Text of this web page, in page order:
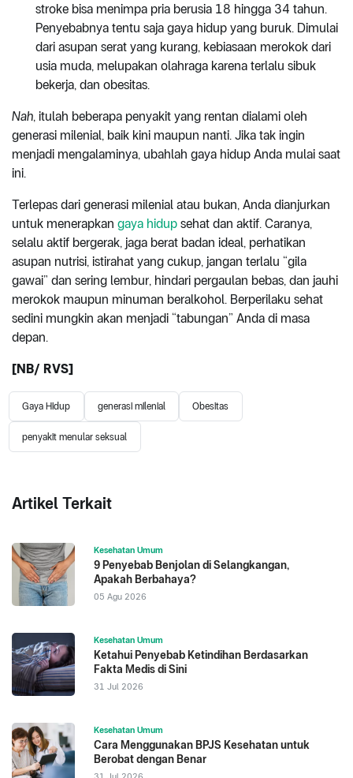
stroke bisa menimpa pria berusia 18 hingga 34 tahun.
Penyebabnya tentu saja gaya hidup yang buruk. Dimulai
dari asupan serat yang kurang, kebiasaan merokok dari
usia muda, melupakan olahraga karena terlalu sibuk
bekerja, dan obesitas.
Nah, itulah beberapa penyakit yang rentan dialami oleh
generasi milenial, baik kini maupun nanti. Jika tak ingin
menjadi mengalaminya, ubahlah gaya hidup Anda mulai saat
ini.
Terlepas dari generasi milenial atau bukan, Anda dianjurkan
untuk menerapkan gaya hidup sehat dan aktif. Caranya,
selalu aktif bergerak, jaga berat badan ideal, perhatikan
asupan nutrisi, istirahat yang cukup, jangan terlalu “gila
gawai” dan sering lembur, hindari pergaulan bebas, dan jauhi
merokok maupun minuman beralkohol. Berperilaku sehat
sedini mungkin akan menjadi “tabungan” Anda di masa
depan.
[NB/ RVS]
Gaya Hidup generasi milenial Obesitas
penyakit menular seksual
Artikel Terkait
Kesehatan Umum
9 Penyebab Benjolan di Selangkangan,
Apakah Berbahaya?
05 Agu 2026
Kesehatan Umum
Ketahui Penyebab Ketindihan Berdasarkan
Fakta Medis di Sini
31 Jul 2026
Kesehatan Umum
Cara Menggunakan BPJS Kesehatan untuk
Berobat dengan Benar